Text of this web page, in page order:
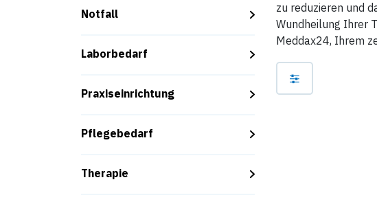
Notfall
Laborbedarf
Praxiseinrichtung
Pflegebedarf
Therapie
zu reduzieren und
Wundheilung Ihrer
Meddax24, Ihrem